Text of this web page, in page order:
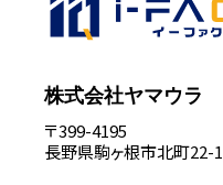
株式会社ヤマウラ
〒399-4195
長野県駒ヶ根市北町22-1